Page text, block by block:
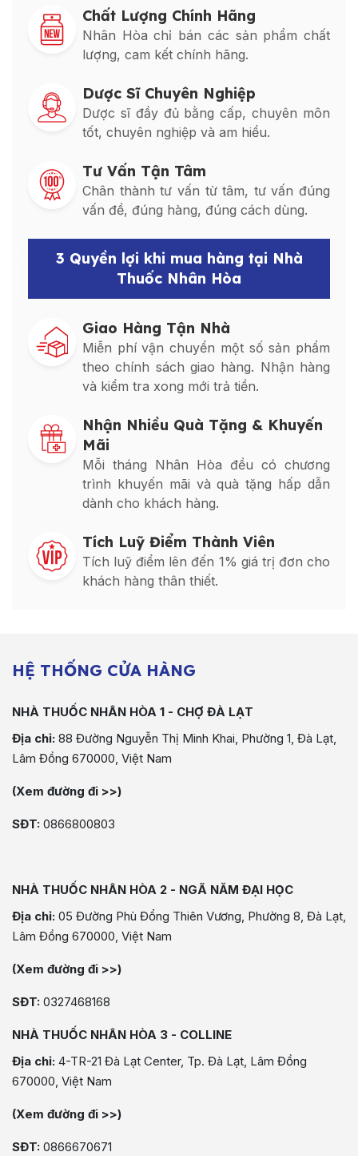
Chất Lượng Chính Hãng
Nhân Hòa chỉ bán các sản phẩm chất
lượng, cam kết chính hãng.
Dược Sĩ Chuyên Nghiệp
Dược sĩ đầy đủ bằng cấp, chuyên môn
tốt, chuyên nghiệp và am hiểu.
Tư Vấn Tận Tâm
Chân thành tư vấn từ tâm, tư vấn đúng
vấn đề, đúng hàng, đúng cách dùng.
3 Quyền lợi khi mua hàng tại Nhà
Thuốc Nhân Hòa
Giao Hàng Tận Nhà
Miễn phí vận chuyển một số sản phẩm
theo chính sách giao hàng. Nhận hàng
và kiểm tra xong mới trả tiền.
Nhận Nhiều Quà Tặng & Khuyến
Mãi
Mỗi tháng Nhân Hòa đều có chương
trình khuyến mãi và quà tặng hấp dẫn
dành cho khách hàng.
Tích Luỹ Điểm Thành Viên
Tích luỹ điểm lên đến 1% giá trị đơn cho
khách hàng thân thiết.
HỆ THỐNG CỬA HÀNG
NHÀ THUỐC NHÂN HÒA 1 - CHỢ ĐÀ LẠT
Địa chỉ: 88 Đường Nguyễn Thị Minh Khai, Phường 1, Đà Lạt,
Lâm Đồng 670000, Việt Nam
(Xem đường đi >>)
SĐT: 0866800803
NHÀ THUỐC NHÂN HÒA 2 - NGÃ NĂM ĐẠI HỌC
Địa chỉ: 05 Đường Phù Đổng Thiên Vương, Phường 8, Đà Lạt,
Lâm Đồng 670000, Việt Nam
(Xem đường đi >>)
SĐT: 0327468168
NHÀ THUỐC NHÂN HÒA 3 - COLLINE
Địa chỉ: 4-TR-21 Đà Lạt Center, Tp. Đà Lạt, Lâm Đồng
670000, Việt Nam
(Xem đường đi >>)
SĐT: 0866670671